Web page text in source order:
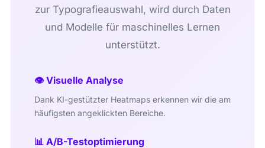
zur Typografieauswahl, wird durch Daten
und Modelle für maschinelles Lernen
unterstützt.
👁️ Visuelle Analyse
Dank KI-gestützter Heatmaps erkennen wir die am
häufigsten angeklickten Bereiche.
📊 A/B-Testoptimierung